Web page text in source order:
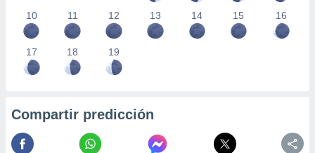
10 11 12 13 14 15 16
17 18 19
Compartir predicción